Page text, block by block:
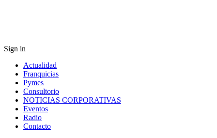
Sign in
Actualidad
Franquicias
Pymes
Consultorio
NOTICIAS CORPORATIVAS
Eventos
Radio
Contacto